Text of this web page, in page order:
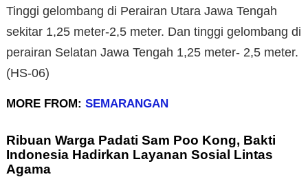
Tinggi gelombang di Perairan Utara Jawa Tengah
sekitar 1,25 meter-2,5 meter. Dan tinggi gelombang di
perairan Selatan Jawa Tengah 1,25 meter- 2,5 meter.
(HS-06)
MORE FROM: SEMARANGAN
Ribuan Warga Padati Sam Poo Kong, Bakti
Indonesia Hadirkan Layanan Sosial Lintas
Agama